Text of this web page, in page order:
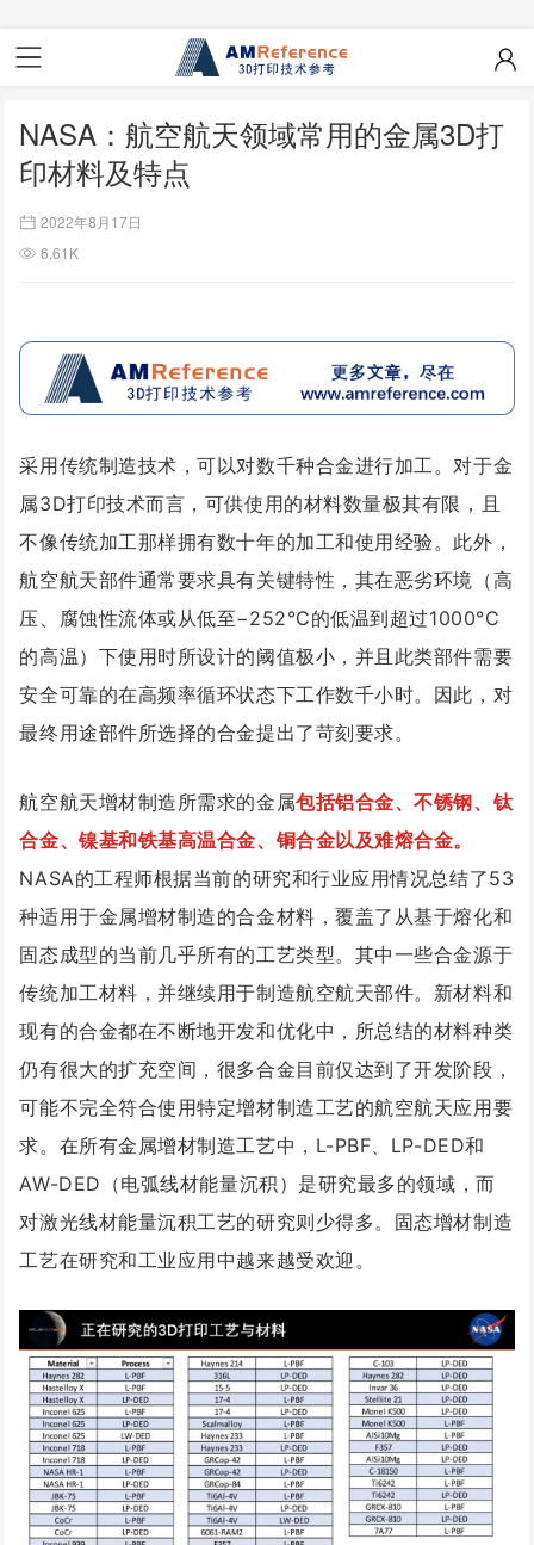
NASA：航空航天领域常用的金属3D打
印材料及特点
2022年8月17日
6.61K
采用传统制造技术，可以对数千种合金进行加工。对于金
属3D打印技术而言，可供使用的材料数量极其有限，且
不像传统加工那样拥有数十年的加工和使用经验。 此外，
航空航天部件通常要求具有关键特性，其在恶劣环境（高
压、腐蚀性流体或从低至−252°C的低温到超过1000°C
的高温）下使用时所设计的阈值极小，并且此类部件需要
安全可靠的在高频率循环状态下工作数千小时。 因此，对
最终用途部件所选择的合金提出了苛刻要求。
航空航天增材制造所需求的金属包括铝合金、不锈钢、钛
合金、镍基和铁基高温合金、铜合金以及难熔合金。
NASA的工程师根据当前的研究和行业应用情况总结了53
种适用于金属增材制造的合金材料，覆盖了从基于熔化和
固态成型的当前几乎所有的工艺类型。其中一些合金源于
传统加工材料，并继续用于制造航空航天部件。新材料和
现有的合金都在不断地开发和优化中，所总结的材料种类
仍有很大的扩充空间，很多合金目前仅达到了开发阶段，
可能不完全符合使用特定增材制造工艺的航空航天应用要
求。在所有金属增材制造工艺中，L-PBF、LP-DED和
AW-DED（电弧线材能量沉积）是研究最多的领域，而
对激光线材能量沉积工艺的研究则少得多。固态增材制造
工艺在研究和工业应用中越来越受欢迎。